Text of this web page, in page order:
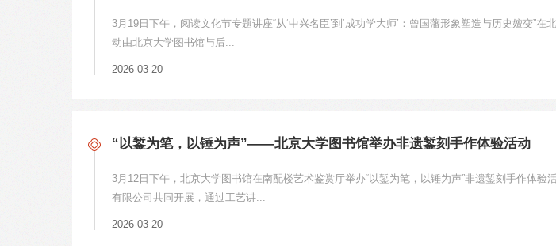
3月19日下午，阅读文化节专题讲座“从‘中兴名臣’到‘成功学大师’：曾国藩形象塑造与历史嬗变”
动由北京大学图书馆与后...
2026-03-20
“以錾为笔，以锤为声”——北京大学图书馆举办非遗錾刻手作体验活动
3月12日下午，北京大学图书馆在南配楼艺术鉴赏厅举办“以錾为笔，以锤为声”非遗錾刻手作体验
有限公司共同开展，通过工艺讲...
2026-03-20